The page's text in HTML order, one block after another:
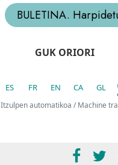
BULETINA.
GUK ORIORI
ES FR EN CA GL
Itzulpen automatikoa / Machine